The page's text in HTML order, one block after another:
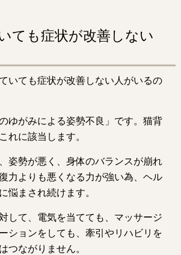
ても症状が改善しない
いても症状が改善しない人がいるの
ゆがみによる姿勢不良」です。猫背
れに該当します。
姿勢が悪く、身体のバランスが崩れ
力よりも悪くなる力が強い為、ヘル
悩まされ続けます。
して、電気を当てても、マッサージ
ションをしても、牽引やリハビリを
つながりません。